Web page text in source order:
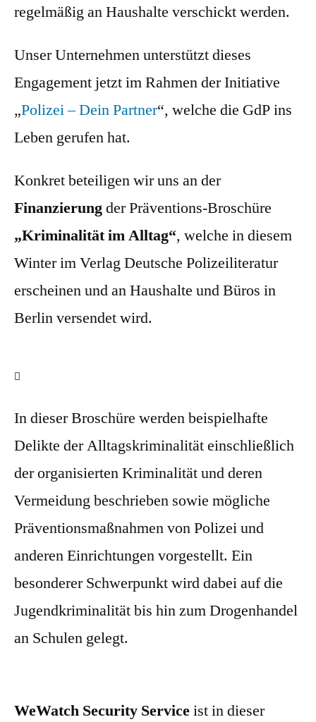
regelmäßig an Haushalte verschickt werden.
Unser Unternehmen unterstützt dieses
Engagement jetzt im Rahmen der Initiative
„Polizei – Dein Partner“, welche die GdP ins
Leben gerufen hat.
Konkret beteiligen wir uns an der
Finanzierungder Präventions-Broschüre
„Kriminalität im Alltag“, welche in diesem
Winter im Verlag Deutsche Polizeiliteratur
erscheinen und an Haushalte und Büros in
Berlin versendet wird.
In dieser Broschüre werden beispielhafte
Delikte der Alltagskriminalität einschließlich
der organisierten Kriminalität und deren
Vermeidung beschrieben sowie mögliche
Präventionsmaßnahmen von Polizei und
anderen Einrichtungen vorgestellt. Ein
besonderer Schwerpunkt wird dabei auf die
Jugendkriminalität bis hin zum Drogenhandel
an Schulen gelegt.
WeWatch Security Serviceist in dieser